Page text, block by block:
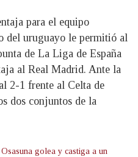
para el equipo
del uruguayo le permitió al
de La Liga de España
al Real Madrid. Ante la
2-1 frente al Celta de
dos conjuntos de la
Osasuna golea y castiga a un